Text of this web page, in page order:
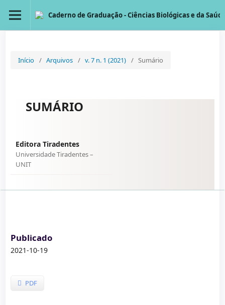
Caderno de Graduação - Ciências Biológicas e da Saúde
Início / Arquivos / v. 7 n. 1 (2021) / Sumário
SUMÁRIO
Editora Tiradentes
Universidade Tiradentes –
UNIT
Publicado
2021-10-19
PDF